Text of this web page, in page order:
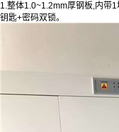
1.整体1.0~1.2mm厚钢板,内带
钥匙+密码双锁。